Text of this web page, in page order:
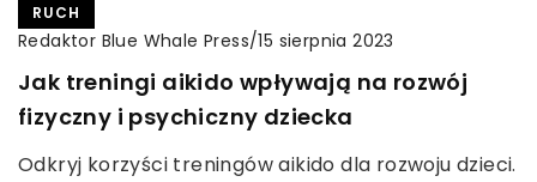
RUCH
Redaktor Blue Whale Press/15 sierpnia 2023
Jak treningi aikido wpływają na rozwój
fizyczny i psychiczny dziecka
Odkryj korzyści treningów aikido dla rozwoju dzieci.